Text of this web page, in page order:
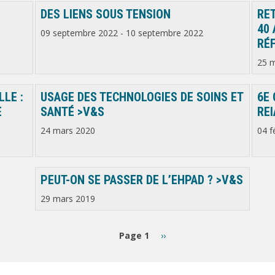
DES LIENS SOUS TENSION
09 septembre 2022 - 10 septembre 2022
40
25
:
USAGE DES TECHNOLOGIES DE SOINS ET
SANTÉ >V&S
24 mars 2020
6E
04
PEUT-ON SE PASSER DE L’EHPAD ? >V&S
29 mars 2019
Page 1
Page
››